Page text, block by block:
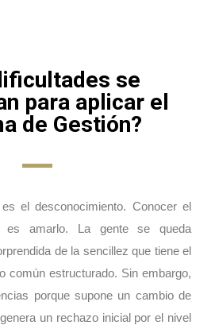
se
para aplicar el
de Gestión?
el desconocimiento. Conocer el
es amarlo. La gente se queda
de la sencillez que tiene el
común estructurado. Sin embargo,
porque supone un cambio de
un rechazo inicial por el nivel